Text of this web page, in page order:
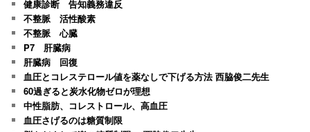
健康診断 告知義務違反
不整脈 活性酸素
不整脈 心臓
P7 肝臓病
肝臓病 回復
血圧とコレステロール値を薬なしで下げる方法 西脇俊二先生
60過ぎると炭水化物ゼロが理想
中性脂肪、コレストロール、高血圧
血圧さげるのは糖質制限